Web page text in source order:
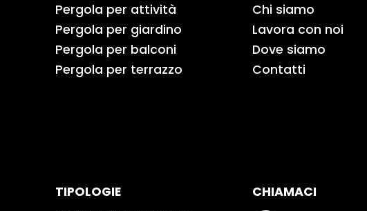
Pergola per attività
Pergola per giardino
Pergola per balconi
Pergola per terrazzo
Chi siamo
Lavora con noi
Dove siamo
Contatti
TIPOLOGIE
CHIAMACI